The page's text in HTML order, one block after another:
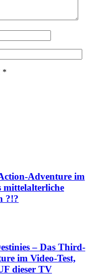
*
Adventure im
mittelalterliche
?!?
– Das Third-
im Video-Test,
dieser TV